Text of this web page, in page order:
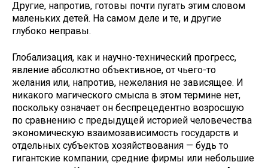
Другие, напротив, готовы почти пугать этим словом
маленьких детей. На самом деле и те, и другие
глубоко неправы.
Глобализация, как и научно-технический прогресс,
явление абсолютно объективное, от чьего-то
желания или, напротив, нежелания не зависящее. И
никакого магического смысла в этом термине нет,
поскольку означает он беспрецедентно возросшую
по сравнению с предыдущей историей человечества
экономическую взаимозависимость государств и
отдельных субъектов хозяйствования — будь то
гигантские компании, средние фирмы или небольшие